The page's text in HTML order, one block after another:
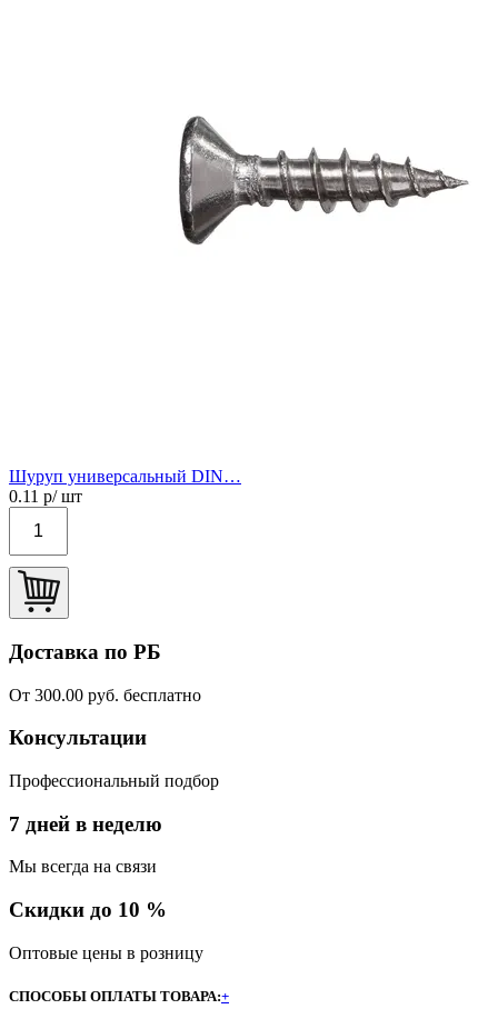
Шуруп универсальный DIN…
0.11 р/ шт
Доставка по РБ
От 300.00 руб. бесплатно
Консультации
Профессиональный подбор
7 дней в неделю
Мы всегда на связи
Скидки до 10 %
Оптовые цены в розницу
СПОСОБЫ ОПЛАТЫ ТОВАРА:+